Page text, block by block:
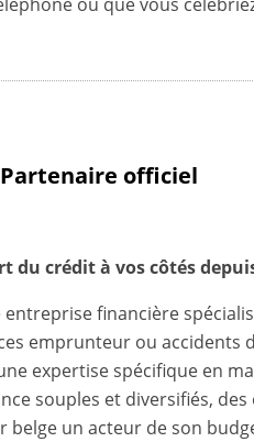
Partenaire officiel
du crédit à vos côtés
entreprise financière
emprunteur ou accidents
expertise spécifique en
souples et diversifiés,
belge un acteur de son